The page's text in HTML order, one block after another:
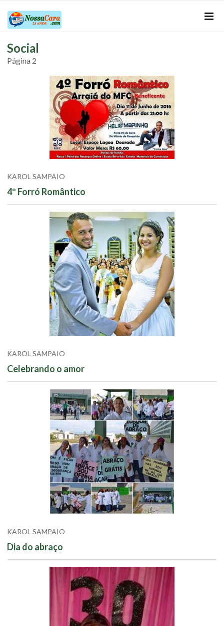
Social
Página 2
KAROL SAMPAIO
4º Forró Romântico
KAROL SAMPAIO
Celebrando o amor
KAROL SAMPAIO
Dia do abraço